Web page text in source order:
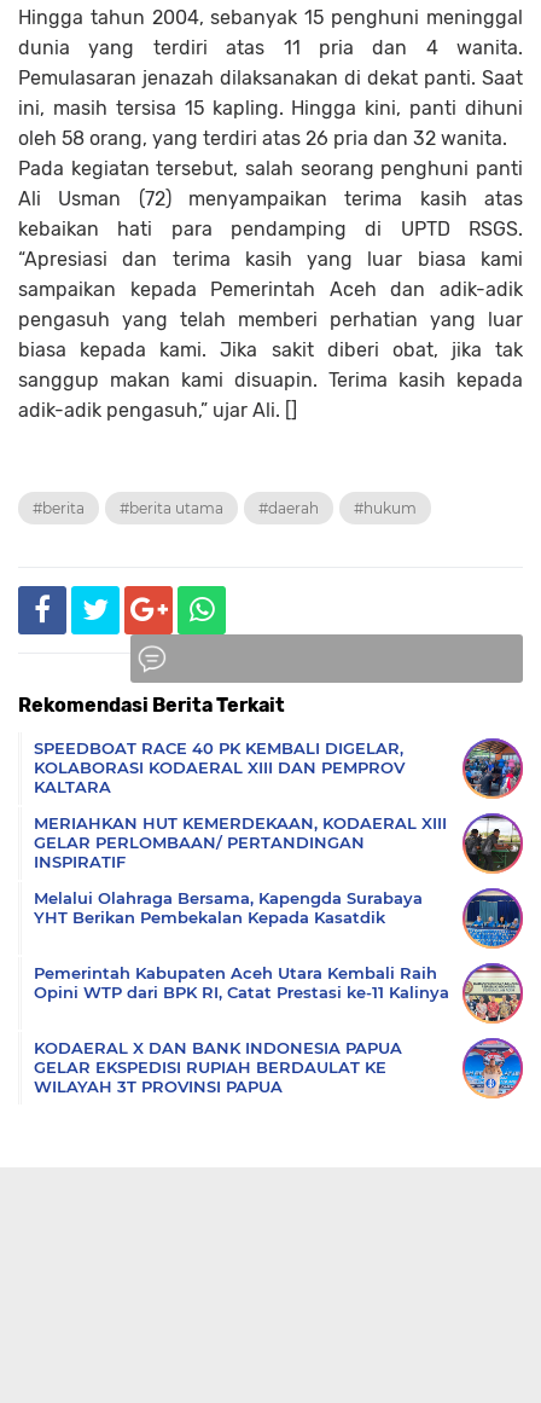
Hingga tahun 2004, sebanyak 15 penghuni meninggal
dunia yang terdiri atas 11 pria dan 4 wanita.
Pemulasaran jenazah dilaksanakan di dekat panti. Saat
ini, masih tersisa 15 kapling. Hingga kini, panti dihuni
oleh 58 orang, yang terdiri atas 26 pria dan 32 wanita.
Pada kegiatan tersebut, salah seorang penghuni panti
Ali Usman (72) menyampaikan terima kasih atas
kebaikan hati para pendamping di UPTD RSGS.
“Apresiasi dan terima kasih yang luar biasa kami
sampaikan kepada Pemerintah Aceh dan adik-adik
pengasuh yang telah memberi perhatian yang luar
biasa kepada kami. Jika sakit diberi obat, jika tak
sanggup makan kami disuapin. Terima kasih kepada
adik-adik pengasuh,” ujar Ali. []
#berita #berita utama #daerah #hukum
Rekomendasi Berita Terkait
SPEEDBOAT RACE 40 PK KEMBALI DIGELAR,
KOLABORASI KODAERAL XIII DAN PEMPROV
KALTARA
MERIAHKAN HUT KEMERDEKAAN, KODAERAL XIII
GELAR PERLOMBAAN/ PERTANDINGAN
INSPIRATIF
Melalui Olahraga Bersama, Kapengda Surabaya
YHT Berikan Pembekalan Kepada Kasatdik
Pemerintah Kabupaten Aceh Utara Kembali Raih
Opini WTP dari BPK RI, Catat Prestasi ke-11 Kalinya
KODAERAL X DAN BANK INDONESIA PAPUA
GELAR EKSPEDISI RUPIAH BERDAULAT KE
WILAYAH 3T PROVINSI PAPUA